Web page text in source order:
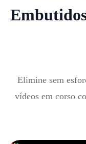
Elimine sem
vídeos em corso